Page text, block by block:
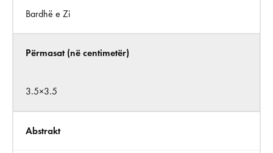
Bardhë e Zi
Përmasat (në centimetër)
3.5×3.5
Abstrakt